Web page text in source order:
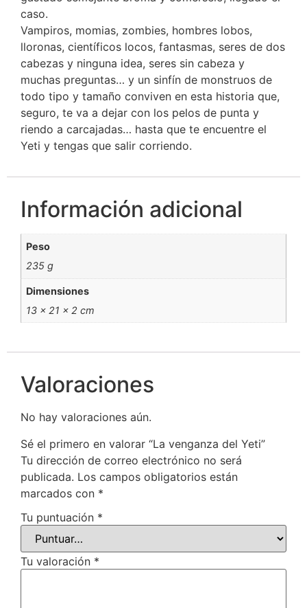
caso.
Vampiros, momias, zombies, hombres lobos,
lloronas, científicos locos, fantasmas, seres de dos
cabezas y ninguna idea, seres sin cabeza y
muchas preguntas… y un sinfín de monstruos de
todo tipo y tamaño conviven en esta historia que,
seguro, te va a dejar con los pelos de punta y
riendo a carcajadas… hasta que te encuentre el
Yeti y tengas que salir corriendo.
Información adicional
Peso
235 g
Dimensiones
13 × 21 × 2 cm
Valoraciones
No hay valoraciones aún.
Sé el primero en valorar “La venganza del Yeti”
Tu dirección de correo electrónico no será
publicada. Los campos obligatorios están
marcados con *
Tu puntuación *
Tu valoración *